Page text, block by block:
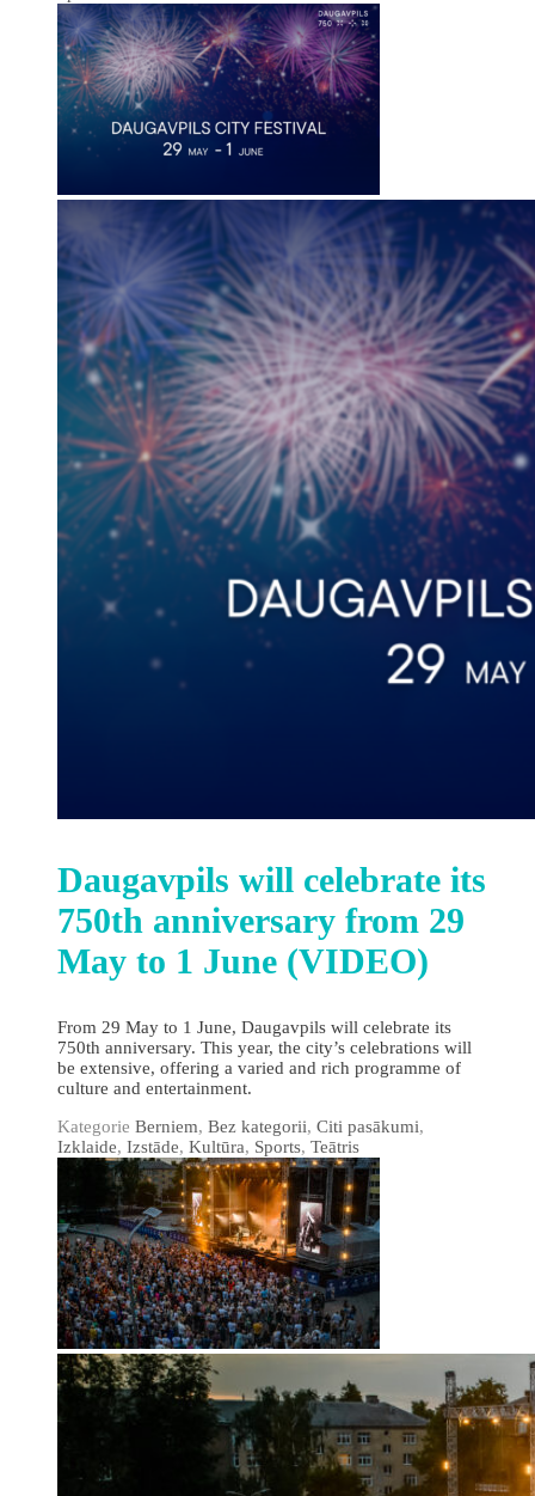
Daugavpils will celebrate its
750th anniversary from 29
May to 1 June (VIDEO)
From 29 May to 1 June, Daugavpils will celebrate its
750th anniversary. This year, the city’s celebrations will
be extensive, offering a varied and rich programme of
culture and entertainment.
Kategorie Berniem, Bez kategorii, Citi pasākumi,
Izklaide, Izstāde, Kultūra, Sports, Teātris